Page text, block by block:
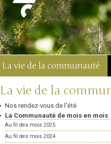
La vie de la communauté
Navigation
La vie de la
Nos rendez-vous de l'été
La Communauté de mois en mois
Au fil des mois 2025
Au fil des mois 2024